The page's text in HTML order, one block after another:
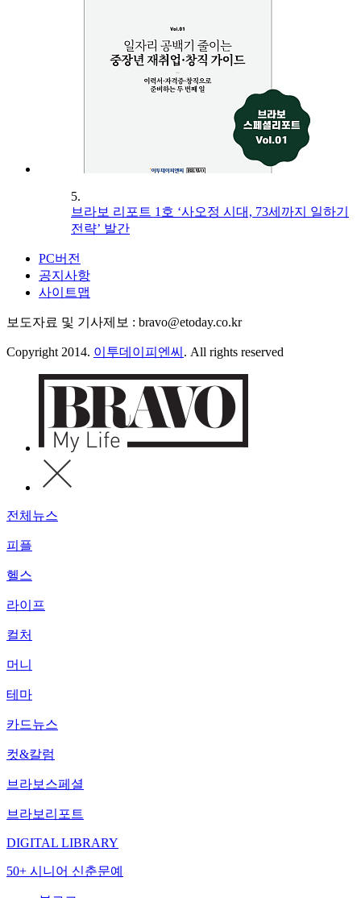
5.
브라보 리포트 1호 ‘사오정 시대, 73세까지 일하기
전략’ 발간
PC버전
공지사항
사이트맵
보도자료 및 기사제보 : bravo@etoday.co.kr
Copyright 2014. 이투데이피엔씨 . All rights reserved
전체뉴스
피플
헬스
라이프
컬처
머니
테마
카드뉴스
컷&칼럼
브라보스페셜
브라보리포트
DIGITAL LIBRARY
50+ 시니어 신춘문예